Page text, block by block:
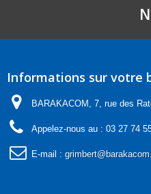
Informations sur votre
BARAKACOM, 7, rue des
Appelez-nous au : 03 27 74
E-mail :